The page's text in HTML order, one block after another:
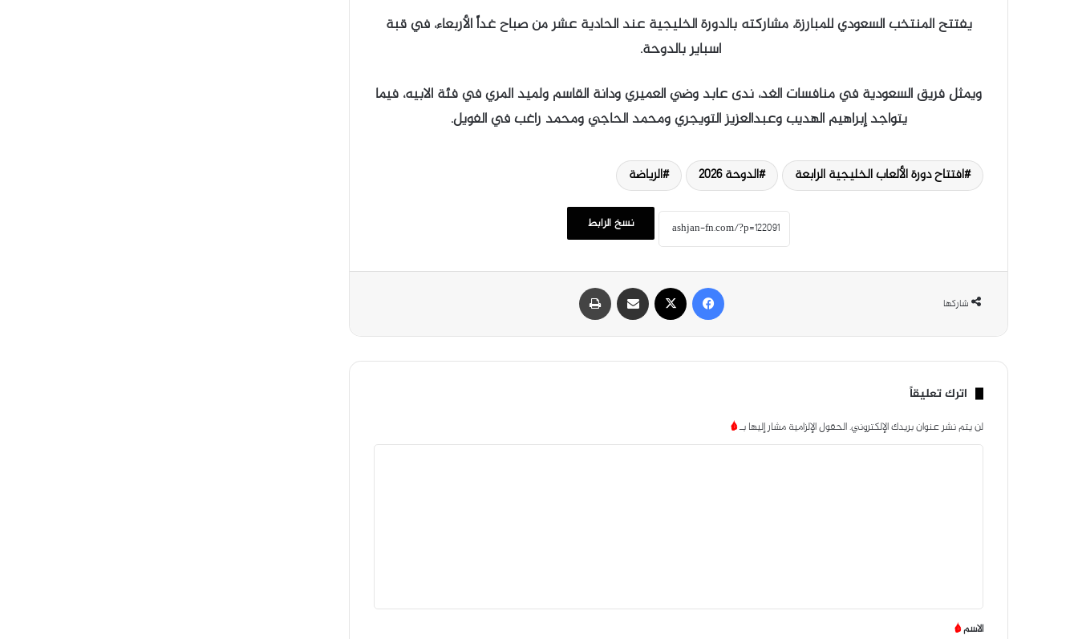
يفتتح المنتخب السعودي للمبارزة، مشاركته بالدورة الخليجية عند الحادية عشر من صباح غداً الأربعاء، في قبة
اسباير بالدوحة.
ويمثل فريق السعودية في منافسات الغد، ندى عابد وضي العميري ودانة القاسم ولميد المري في فئة الابيه، فيما
يتواجد إبراهيم الهديب وعبدالعزيز التويجري ومحمد الحاجي ومحمد راغب في الفويل.
افتتاح دورة الألعاب الخليجية الرابعة الدوحة 2026 الرياضة
نسخ الرابط
شاركها
اترك تعليقاً
لن يتم نشر عنوان بريدك الإلكتروني.الحقول الإلزامية مشار إليها بـ*
*
الاسم*